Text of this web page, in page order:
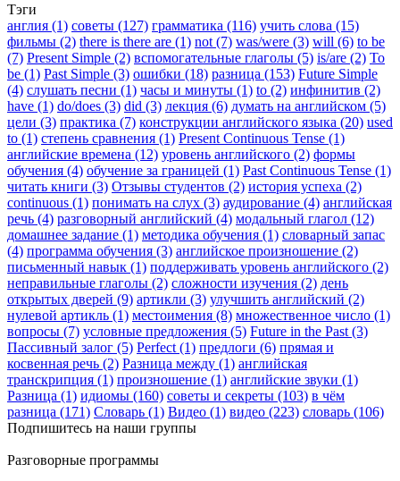
Тэги
англия (1) советы (127) грамматика (116) учить слова (15)
фильмы (2) there is there are (1) not (7) was/were (3) will (6) to be
(7) Present Simple (2) вспомогательные глаголы (5) is/are (2) To
be (1) Past Simple (3) ошибки (18) разница (153) Future Simple
(4) слушать песни (1) часы и минуты (1) to (2) инфинитив (2)
have (1) do/does (3) did (3) лекция (6) думать на английском (5)
цели (3) практика (7) конструкции английского языка (20) used
to (1) степень сравнения (1) Present Continuous Tense (1)
английские времена (12) уровень английского (2) формы
обучения (4) обучение за границей (1) Past Continuous Tense (1)
читать книги (3) Отзывы студентов (2) история успеха (2)
continuous (1) понимать на слух (3) аудирование (4) английская
речь (4) разговорный английский (4) модальный глагол (12)
домашнее задание (1) методика обучения (1) словарный запас
(4) программа обучения (3) английское произношение (2)
письменный навык (1) поддерживать уровень английского (2)
неправильные глаголы (2) сложности изучения (2) день
открытых дверей (9) артикли (3) улучшить английский (2)
нулевой артикль (1) местоимения (8) множественное число (1)
вопросы (7) условные предложения (5) Future in the Past (3)
Пассивный залог (5) Perfect (1) предлоги (6) прямая и
косвенная речь (2) Разница между (1) английская
транскрипция (1) произношение (1) английские звуки (1)
Разница (1) идиомы (160) советы и секреты (103) в чём
разница (171) Словарь (1) Видео (1) видео (223) словарь (106)
Подпишитесь на наши группы
Разговорные программы